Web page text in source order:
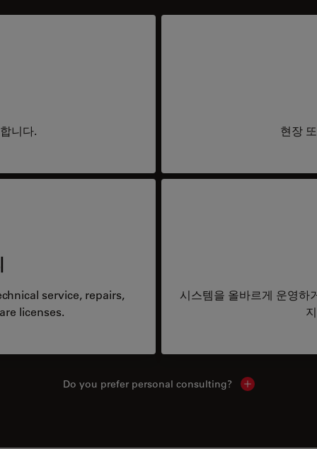
니다. 현장
service, repairs,
licenses.
시스템을 올바르게 운영하
Do you prefer personal consulting? Show local